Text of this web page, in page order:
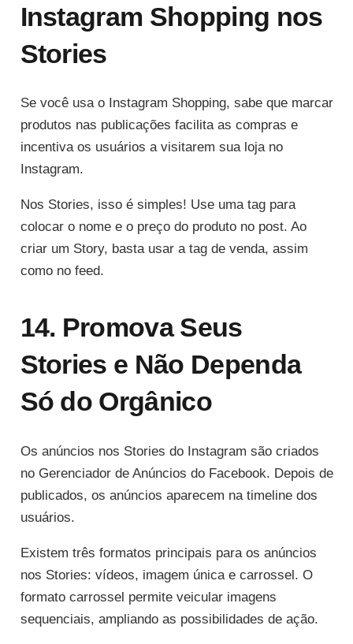
Instagram Shopping nos
Stories
Se você usa o Instagram Shopping, sabe que marcar
produtos nas publicações facilita as compras e
incentiva os usuários a visitarem sua loja no
Instagram.
Nos Stories, isso é simples! Use uma tag para
colocar o nome e o preço do produto no post. Ao
criar um Story, basta usar a tag de venda, assim
como no feed.
14. Promova Seus
Stories e Não Dependa
Só do Orgânico
Os anúncios nos Stories do Instagram são criados
no Gerenciador de Anúncios do Facebook. Depois de
publicados, os anúncios aparecem na timeline dos
usuários.
Existem três formatos principais para os anúncios
nos Stories: vídeos, imagem única e carrossel. O
formato carrossel permite veicular imagens
sequenciais, ampliando as possibilidades de ação.